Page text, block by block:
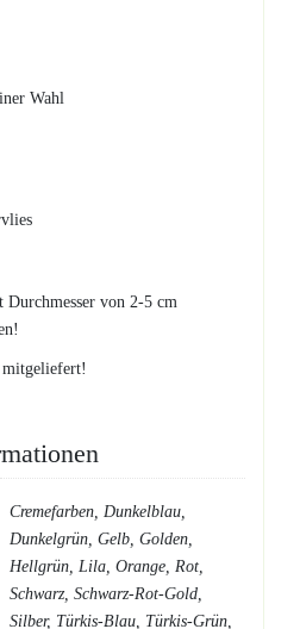
Wahl
Durchmesser von 2-5 cm
Cremefarben, Dunkelblau,
Dunkelgrün, Gelb, Golden,
Hellgrün, Lila, Orange, Rot,
Schwarz, Schwarz-Rot-Gold,
Silber, Türkis-Blau, Türkis-Grün,